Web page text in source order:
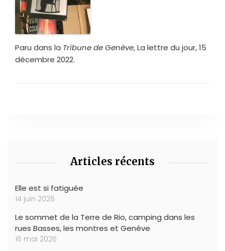
Paru dans la Tribune de Genève, La lettre du jour, 15
décembre 2022.
Articles récents
Elle est si fatiguée
14 juin 2026
Le sommet de la Terre de Rio, camping dans les
rues Basses, les montres et Genève
16 mai 2026